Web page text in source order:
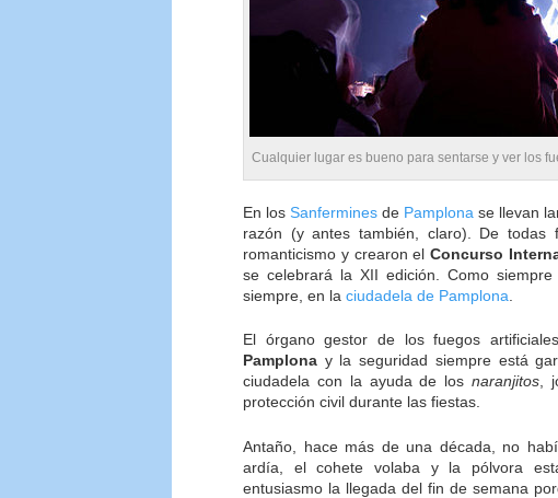
Cualquier lugar es bueno para sentarse y ver los
En los Sanfermines de Pamplona se llevan
razón (y antes también, claro). De
romanticismo y crearon el Concurso
se celebrará la XII edición. Como
siempre, en la ciudadela de Pamplona
El órgano gestor de los fuegos
Pamplona y la seguridad siempre está
ciudadela con la ayuda de los naranjitos,
protección civil durante las fiestas.
Antaño, hace más de una década, no
ardía, el cohete volaba y la pólvora
entusiasmo la llegada del fin de semana